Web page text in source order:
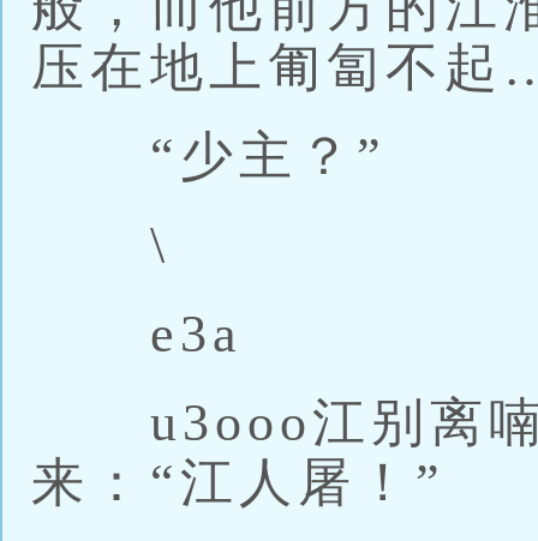
压在地上匍匐不
“少主？”
\
e3a
u3ooo江别离喃
来：“江人屠！”